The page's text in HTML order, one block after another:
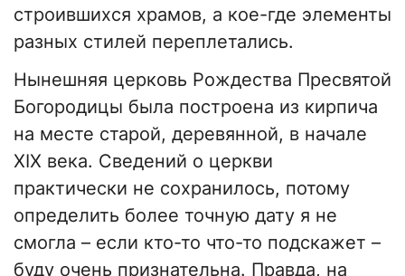
строившихся храмов, а кое-где элементы
разных стилей переплетались.
Нынешняя церковь Рождества Пресвятой
Богородицы была построена из кирпича
на месте старой, деревянной, в начале
ХІХ века. Сведений о церкви
практически не сохранилось, потому
определить более точную дату я не
смогла – если кто-то что-то подскажет –
буду очень признательна. Правда, на